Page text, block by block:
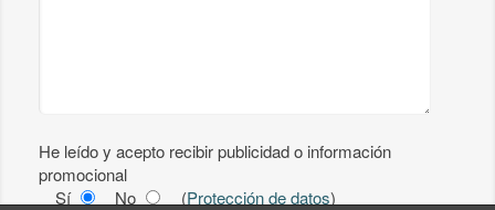
He leído y acepto recibir publicidad o información
promocional
Sí
No (Protección de datos)